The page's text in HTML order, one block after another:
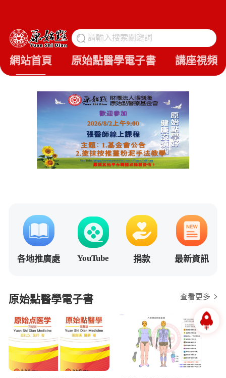
請輸入搜索關鍵詞
網站首頁 原始點醫學電子書 講座視頻
各地推廣處 YouTube 捐款 最新資訊
原始點醫學電子書 查看更多